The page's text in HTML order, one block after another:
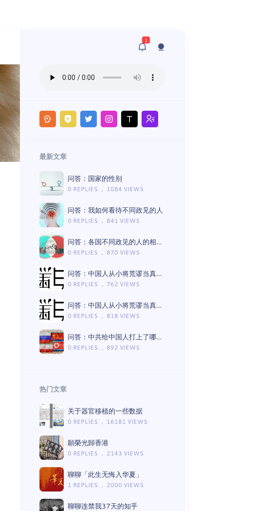
1
最新文章
问答：国家的性别
0 REPLIES ， 1084 VIEWS
问答：我如何看待不同政见的人
0 REPLIES ， 841 VIEWS
问答：各国不同政见的人的相处模式差异
0 REPLIES ， 870 VIEWS
问答：中国人从小将荒谬当真理的言论有哪些（Gemini版）
0 REPLIES ， 762 VIEWS
问答：中国人从小将荒谬当真理的言论有哪些（ChatGPT版）
0 REPLIES ， 818 VIEWS
问答：中共给中国人打上了哪些思想钢印（Gemini版）
0 REPLIES ， 892 VIEWS
热门文章
关于器官移植的一些数据
0 REPLIES ， 16181 VIEWS
願榮光歸香港
0 REPLIES ， 2143 VIEWS
聊聊「此生无悔入华夏」
1 REPLIES ， 2000 VIEWS
聊聊连禁我37天的知乎